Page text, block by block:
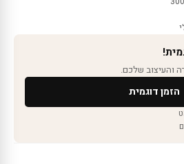
והעיצוב שלכם.
הזמן דוגמית